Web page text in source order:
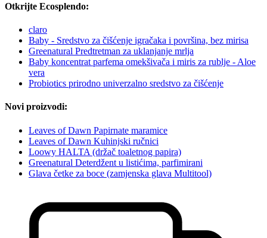
Otkrijte Ecosplendo:
claro
Baby - Sredstvo za čišćenje igračaka i površina, bez mirisa
Greenatural Predtretman za uklanjanje mrlja
Baby koncentrat parfema omekšivača i miris za rublje - Aloe
vera
Probiotics prirodno univerzalno sredstvo za čišćenje
Novi proizvodi:
Leaves of Dawn Papirnate maramice
Leaves of Dawn Kuhinjski ručnici
Loowy HALTA (držač toaletnog papira)
Greenatural Deterdžent u listićima, parfimirani
Glava četke za boce (zamjenska glava Multitool)